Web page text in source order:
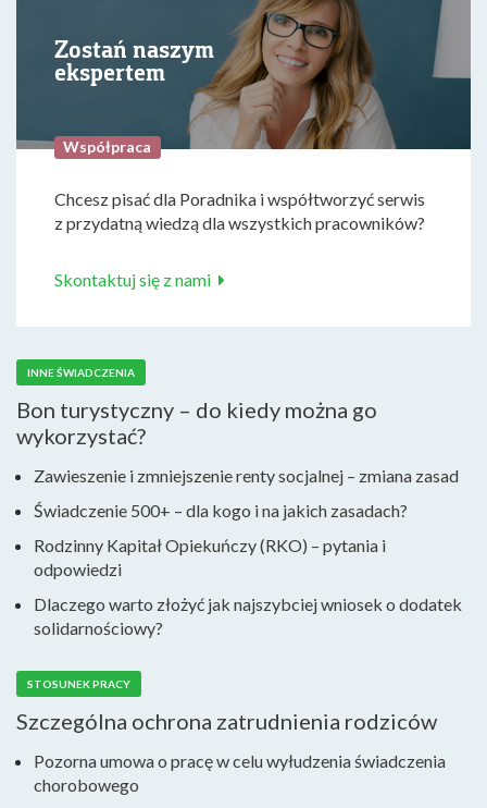
Zostań naszym
ekspertem
Współpraca
Chcesz pisać dla Poradnika i współtworzyć serwis
z przydatną wiedzą dla wszystkich pracowników?
Skontaktuj się z nami
INNE ŚWIADCZENIA
Bon turystyczny – do kiedy można go
wykorzystać?
Zawieszenie i zmniejszenie renty socjalnej – zmiana zasad
Świadczenie 500+ – dla kogo i na jakich zasadach?
Rodzinny Kapitał Opiekuńczy (RKO) – pytania i
odpowiedzi
Dlaczego warto złożyć jak najszybciej wniosek o dodatek
solidarnościowy?
STOSUNEK PRACY
Szczególna ochrona zatrudnienia rodziców
Pozorna umowa o pracę w celu wyłudzenia świadczenia
chorobowego